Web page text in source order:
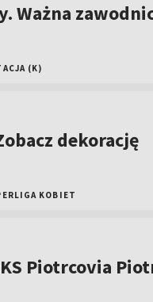
Ważna
(K)
dekorację
KOBIET
Piotrcovia